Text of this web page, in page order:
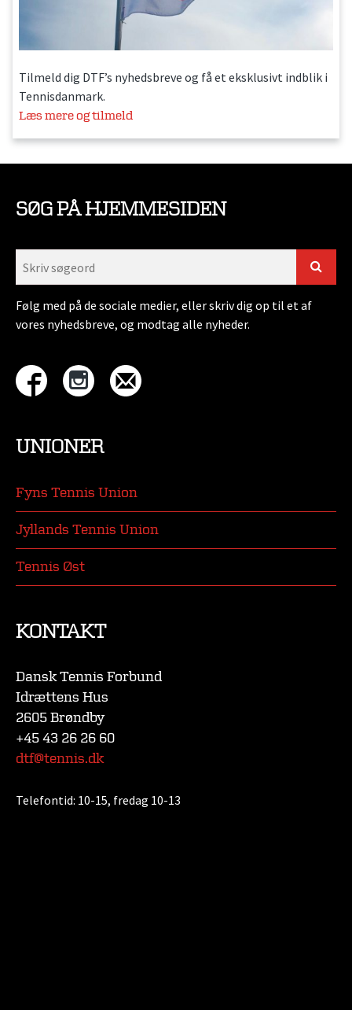
Tilmeld dig DTF’s nyhedsbreve og få et eksklusivt indblik i
Tennisdanmark.
Læs mere og tilmeld
SØG PÅ HJEMMESIDEN
Følg med på de sociale medier, eller skriv dig op til et af
vores nyhedsbreve, og modtag alle nyheder.
UNIONER
Fyns Tennis Union
Jyllands Tennis Union
Tennis Øst
KONTAKT
Dansk Tennis Forbund
Idrættens Hus
2605 Brøndby
+45 43 26 26 60
dtf@tennis.dk
Telefontid: 10-15, fredag 10-13